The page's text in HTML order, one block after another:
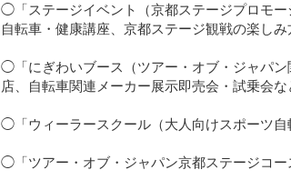
◯「ステージイベント（京都ステージプロモ
自転車・健康講座、京都ステージ観戦の楽しみ
◯「にぎわいブース（ツアー・オブ・ジャパ
店、自転車関連メーカー展示即売会・試乗会な
◯「ウィーラースクール（大人向けスポーツ自
◯「ツアー・オブ・ジャパン京都ステージコー